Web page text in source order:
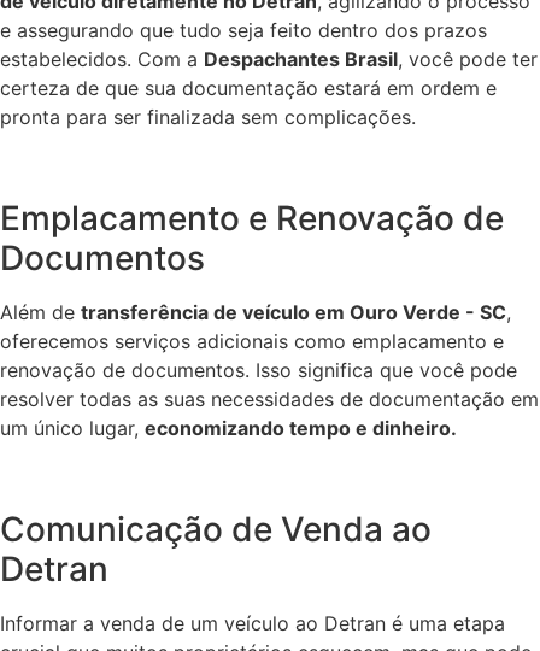
e assegurando que tudo seja feito dentro dos prazos
estabelecidos. Com a Despachantes Brasil, você pode ter
certeza de que sua documentação estará em ordem e
pronta para ser finalizada sem complicações.
Emplacamento e Renovação de
Documentos
Além de transferência de veículo em Ouro Verde - SC,
oferecemos serviços adicionais como emplacamento e
renovação de documentos. Isso significa que você pode
resolver todas as suas necessidades de documentação em
um único lugar, economizando tempo e dinheiro.
Comunicação de Venda ao
Detran
Informar a venda de um veículo ao Detran é uma etapa